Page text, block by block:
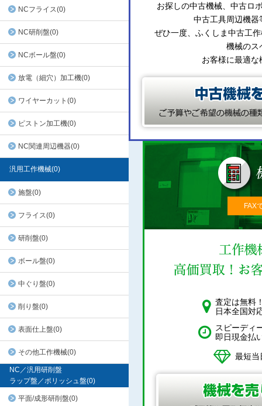
NCフライス(0)
NC研削盤(0)
NCボール盤(0)
放電（細穴）加工機(0)
ワイヤーカット(0)
ピストン加工機(0)
NC関連周辺機器(0)
汎用工作機械(0)
施盤(0)
フライス(0)
研削盤(0)
ボール盤(0)
中ぐり盤(0)
削り盤(0)
表面仕上盤(0)
その他工作機械(0)
NC／汎用研削盤
ラップ盤／ポリッシュ盤(0)
平面/成形研削盤(0)
お探しの中古機械、中古ロ
中古工具周辺機器
ぜひ一度、ふくしま中古工
機械のス
お客様に最適
FAX
査定は無料
日本全国対
スピーディ
即日現金払
最短当